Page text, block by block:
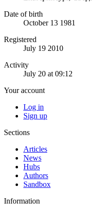
Date of birth
October 13 1981
Registered
July 19 2010
Activity
July 20 at 09:12
Your account
Log in
Sign up
Sections
Articles
News
Hubs
Authors
Sandbox
Information